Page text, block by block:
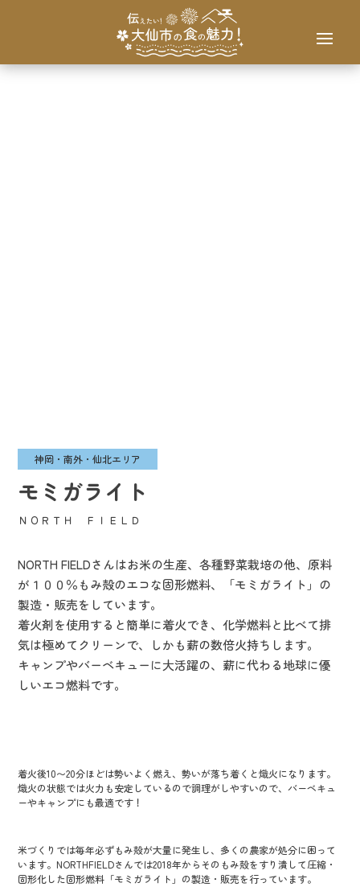
神岡・南外・仙北エリア
モミガライト
ＮＯＲＴＨ ＦＩＥＬＤ
NORTH FIELDさんはお米の生産、各種野菜栽培の他、原料
が１００％もみ殻のエコな固形燃料、「モミガライト」の
製造・販売をしています。
着火剤を使用すると簡単に着火でき、化学燃料と比べて排
気は極めてクリーンで、しかも薪の数倍火持ちします。
キャンプやバーベキューに大活躍の、薪に代わる地球に優
しいエコ燃料です。
着火後10〜20分ほどは勢いよく燃え、勢いが落ち着くと熾火になります。
熾火の状態では火力も安定しているので調理がしやすいので、バーベキュ
ーやキャンプにも最適です！
米づくりでは毎年必ずもみ殻が大量に発生し、多くの農家が処分に困って
います。NORTHFIELDさんでは2018年からそのもみ殻をすり潰して圧縮・
固形化した固形燃料「モミガライト」の製造・販売を行っています。